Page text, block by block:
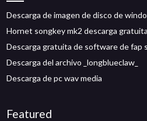
Descarga de imagen de disco de
Hornet songkey mk2 descarga
Descarga gratuita de software de fap
Descarga del archivo _longblueclaw_
Descarga de pc wav media
Featured